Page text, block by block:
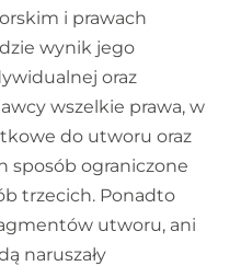
i prawach
wynik jego
oraz
wszelkie prawa, w
do utworu oraz
sposób ograniczone
trzecich. Ponadto
utworu, ani
naruszały